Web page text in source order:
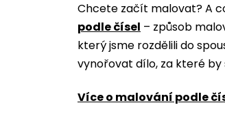
Chcete začít malovat? A
podle čísel ­­– způsob
který jsme rozdělili do
vynořovat dílo, za které by
Více o malování podle